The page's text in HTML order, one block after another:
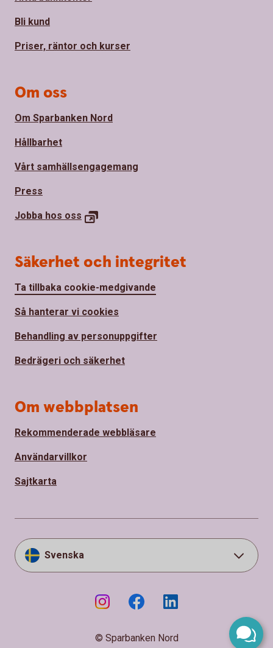
Bli kund
Priser, räntor och kurser
Om oss
Om Sparbanken Nord
Hållbarhet
Vårt samhällsengagemang
Press
Jobba hos oss
Säkerhet och integritet
Ta tillbaka cookie-medgivande
Så hanterar vi cookies
Behandling av personuppgifter
Bedrägeri och säkerhet
Om webbplatsen
Rekommenderade webbläsare
Användarvillkor
Sajtkarta
Svenska
© Sparbanken Nord